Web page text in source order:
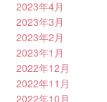
2023年4月
2023年3月
2023年2月
2023年1月
2022年12月
2022年11月
2022年10月